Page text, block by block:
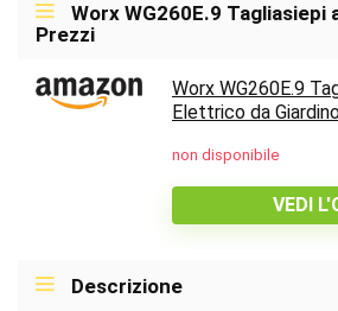
Worx WG260E.9 Tagliasiepi
Prezzi
Worx WG260E.9
Elettrico da
non disponibile
VEDI
Descrizione